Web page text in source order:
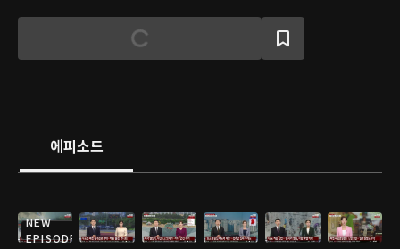
에피소드
NEW
EPISODE